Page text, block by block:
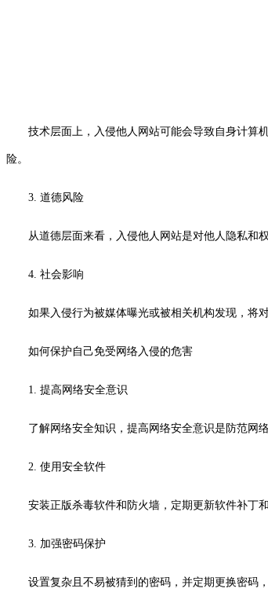
技术层面上，入侵他人网站可能会导致自身计算
险。
3. 道德风险
从道德层面来看，入侵他人网站是对他人隐私和
4. 社会影响
如果入侵行为被媒体曝光或被相关机构发现，将
如何保护自己免受网络入侵的危害
1. 提高网络安全意识
了解网络安全知识，提高网络安全意识是防范网
2. 使用安全软件
安装正版杀毒软件和防火墙，定期更新软件补丁
3. 加强密码保护
设置复杂且不易被猜到的密码，并定期更换密码